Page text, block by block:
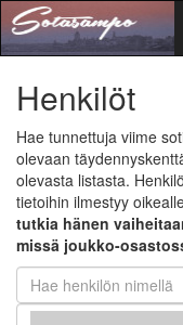
Henkilöt
Hae tunnettuja viime
olevaan
olevasta listasta.
tietoihin ilmestyy
tutkia hänen
missä joukko-